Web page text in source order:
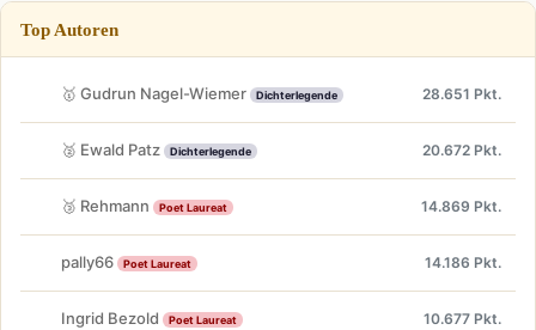
Top Autoren
🥇 Gudrun Nagel-Wiemer Dichterlegende 28.651 Pkt.
🥈 Ewald Patz Dichterlegende 20.672 Pkt.
🥉 Rehmann Poet Laureat 14.869 Pkt.
pally66 Poet Laureat 14.186 Pkt.
Ingrid Bezold Poet Laureat 10.677 Pkt.